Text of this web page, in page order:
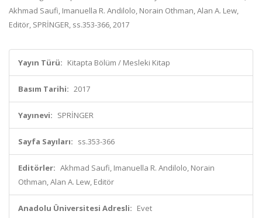
Akhmad Saufi, Imanuella R. Andilolo, Norain Othman, Alan A. Lew,
Editör, SPRİNGER, ss.353-366, 2017
Yayın Türü: Kitapta Bölüm / Mesleki Kitap
Basım Tarihi: 2017
Yayınevi: SPRİNGER
Sayfa Sayıları: ss.353-366
Editörler: Akhmad Saufi, Imanuella R. Andilolo, Norain
Othman, Alan A. Lew, Editör
Anadolu Üniversitesi Adresli: Evet